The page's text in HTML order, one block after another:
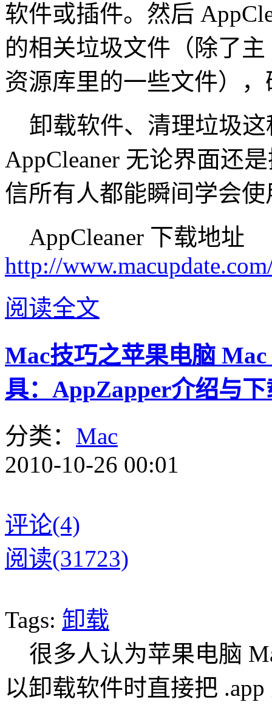
软件或插件。然后
的相关垃圾文件（除了
资源库里的一些文件）
卸载软件、清理垃圾这
AppCleaner 无论界面还
信所有人都能瞬间学会使
AppCleaner 下载地址
http://
阅读全文
Mac技巧之苹果电脑
具：AppZapper介绍与下
分类： Mac
2010-10-26 00:01
评论(4)
阅读(31723)
Tags: 卸载
很多人认为苹果电脑
以卸载软件时直接把